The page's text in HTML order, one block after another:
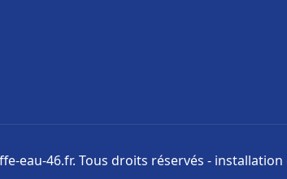
eau-46.fr. Tous droits réservés -